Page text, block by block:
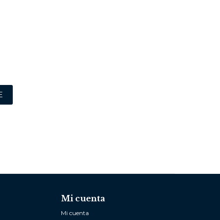
Mi cuenta
Mi cuenta